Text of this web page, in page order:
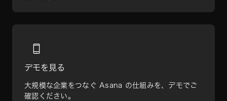
デモを見る
大規模な企業をつなぐ Asana の仕組みを、デモでご
確認ください。